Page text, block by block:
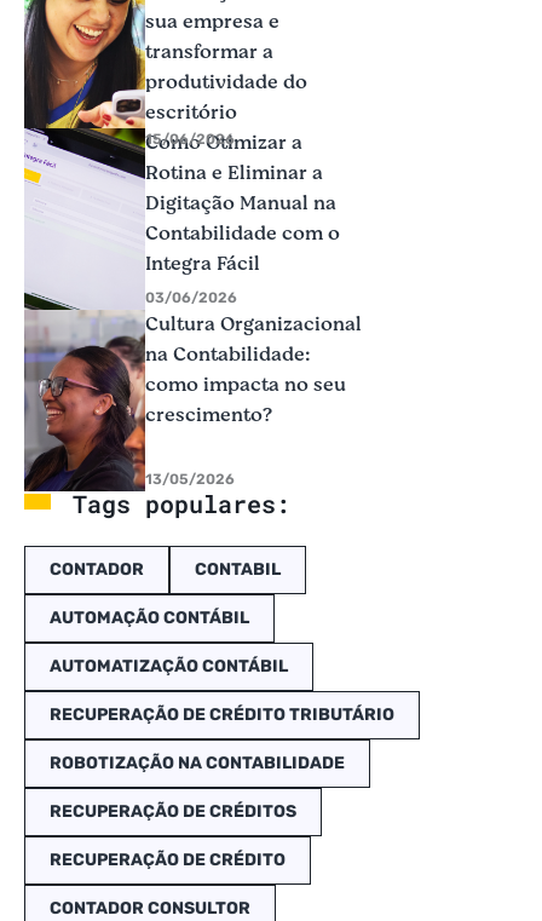
sua empresa e
transformar a
produtividade do
escritório
15/06/2026
Como Otimizar a
Rotina e Eliminar a
Digitação Manual na
Contabilidade com o
Integra Fácil
03/06/2026
Cultura Organizacional
na Contabilidade:
como impacta no seu
crescimento?
13/05/2026
Tags populares:
CONTADOR CONTABIL
AUTOMAÇÃO CONTÁBIL
AUTOMATIZAÇÃO CONTÁBIL
RECUPERAÇÃO DE CRÉDITO TRIBUTÁRIO
ROBOTIZAÇÃO NA CONTABILIDADE
RECUPERAÇÃO DE CRÉDITOS
RECUPERAÇÃO DE CRÉDITO
CONTADOR CONSULTOR